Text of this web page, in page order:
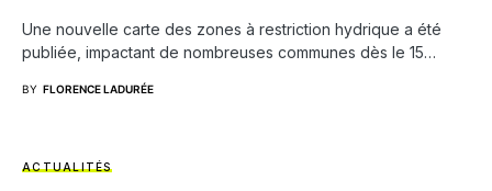
Une nouvelle carte des zones à restriction hydrique a été
publiée, impactant de nombreuses communes dès le 15…
BY FLORENCE LADURÉE
ACTUALITÉS